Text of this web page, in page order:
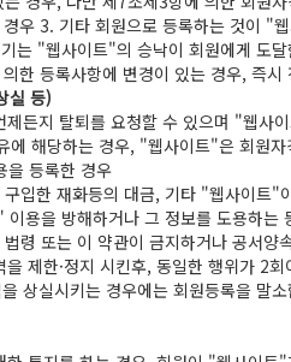
우 3. 기타 회원으로 등록하는 것이 "
는 "웹사이트"의 승낙이 회원에게 도달
한 등록사항에 변경이 있는 경우, 즉
실 등)
든지 탈퇴를 요청할 수 있으며 "웹사
해당하는 경우, "웹사이트"은 회원자
을 등록한 경우
입한 재화등의 대금, 기타 "웹사이트"
용을 방해하거나 그 정보를 도용하는
령 또는 이 약관이 금지하거나 공서양
제한·정지 시킨후, 동일한 행위가 2
상실시키는 경우에는 회원등록을 말